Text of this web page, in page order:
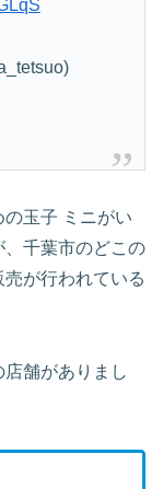
玉子 ミニがい
千葉市のどこの
が行われている
舗がありまし